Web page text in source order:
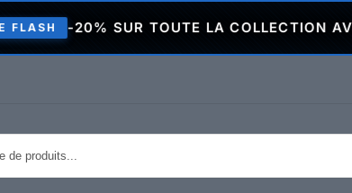
SUR TOUTE LA COLLECTION AVEC LE